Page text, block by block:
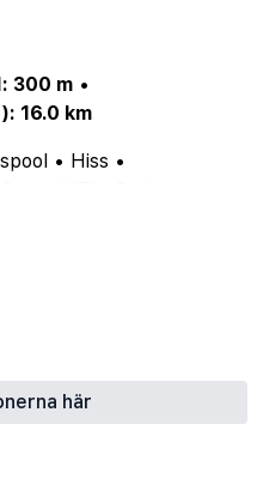
300 m •
16.0 km
• Hiss •
här